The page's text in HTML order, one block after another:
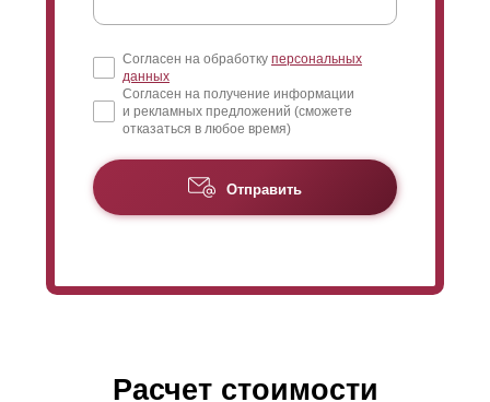
Согласен на обработку персональных
данных
Согласен на получение информации
и рекламных предложений (сможете
отказаться в любое время)
Отправить
Расчет стоимости